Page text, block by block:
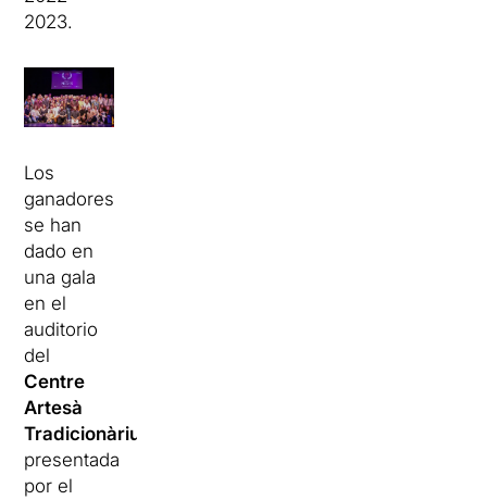
2023.
Los
ganadores
se han
dado en
una gala
en el
auditorio
del
Centre
Artesà
Tradicionàrius
presentada
por el